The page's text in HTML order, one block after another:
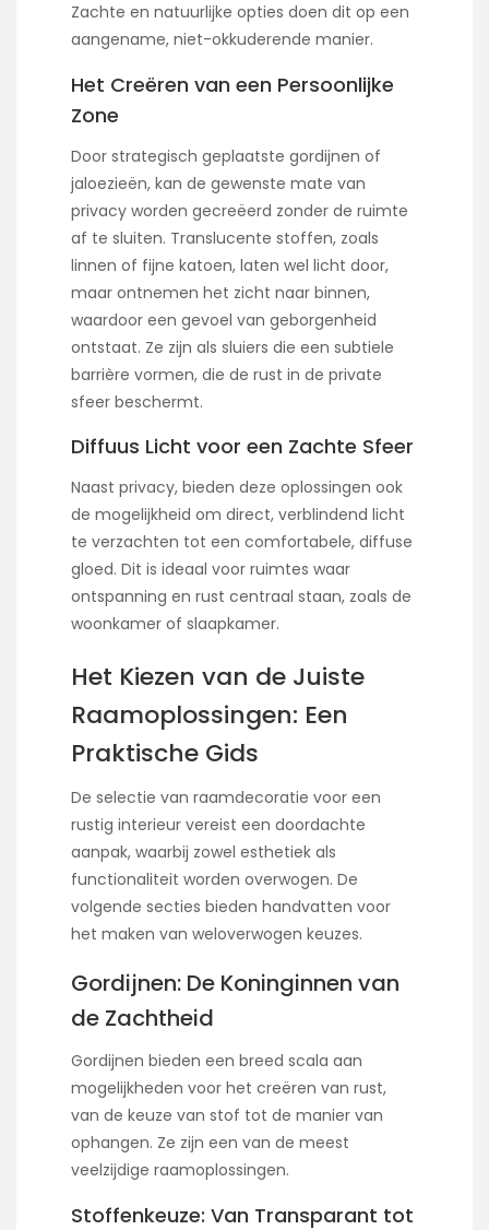
Zachte en natuurlijke opties doen dit op een
aangename, niet-okkuderende manier.
Het Creëren van een Persoonlijke
Zone
Door strategisch geplaatste gordijnen of
jaloezieën, kan de gewenste mate van
privacy worden gecreëerd zonder de ruimte
af te sluiten. Translucente stoffen, zoals
linnen of fijne katoen, laten wel licht door,
maar ontnemen het zicht naar binnen,
waardoor een gevoel van geborgenheid
ontstaat. Ze zijn als sluiers die een subtiele
barrière vormen, die de rust in de private
sfeer beschermt.
Diffuus Licht voor een Zachte Sfeer
Naast privacy, bieden deze oplossingen ook
de mogelijkheid om direct, verblindend licht
te verzachten tot een comfortabele, diffuse
gloed. Dit is ideaal voor ruimtes waar
ontspanning en rust centraal staan, zoals de
woonkamer of slaapkamer.
Het Kiezen van de Juiste
Raamoplossingen: Een
Praktische Gids
De selectie van raamdecoratie voor een
rustig interieur vereist een doordachte
aanpak, waarbij zowel esthetiek als
functionaliteit worden overwogen. De
volgende secties bieden handvatten voor
het maken van weloverwogen keuzes.
Gordijnen: De Koninginnen van
de Zachtheid
Gordijnen bieden een breed scala aan
mogelijkheden voor het creëren van rust,
van de keuze van stof tot de manier van
ophangen. Ze zijn een van de meest
veelzijdige raamoplossingen.
Stoffenkeuze: Van Transparant tot